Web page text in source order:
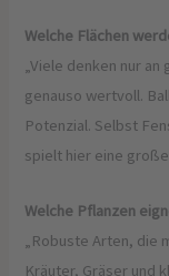
Welche Flächen
„Viele denken nur
genauso wertvoll.
Potenzial. Selbst
spielt hier eine große
Welche Pflanzen
„Robuste Arten, die
Kräuter, Gräser und